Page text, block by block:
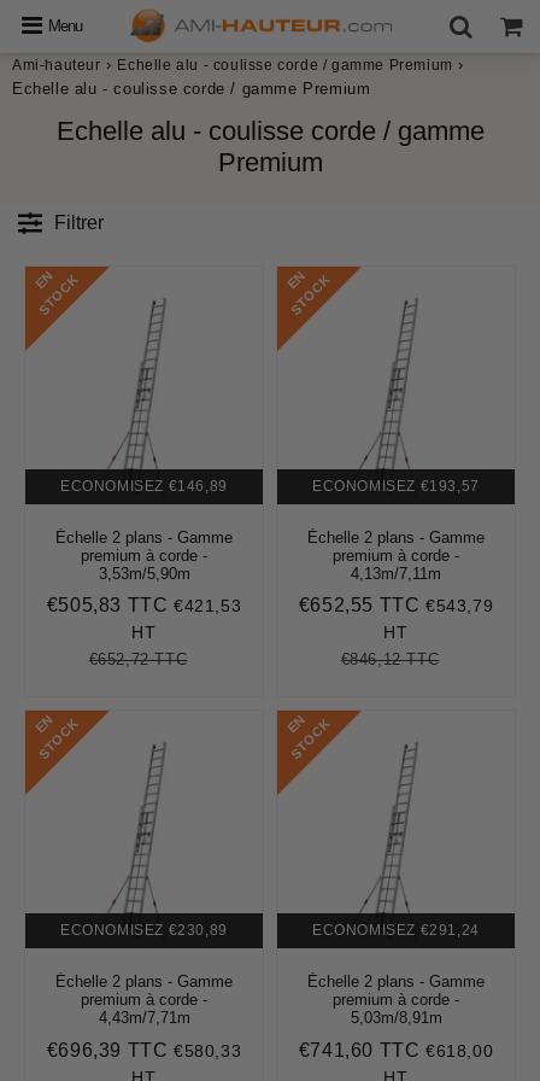
Menu
Ami-hauteur › Echelle alu - coulisse corde / gamme Premium ›
Echelle alu - coulisse corde / gamme Premium
Echelle alu - coulisse corde / gamme
Premium
Filtrer
E
N
S
T
O
C
K
ECONOMISEZ €146,89
Échelle 2 plans - Gamme
premium à corde -
3,53m/5,90m
Prix
€505,83 TTC €505,83
€421,53
HT
Prix
€652,72 TTC€652,72
E
N
S
T
O
C
K
ECONOMISEZ €193,57
Échelle 2 plans - Gamme
premium à corde -
4,13m/7,11m
Prix
€652,55 TTC €652,55
€543,79
HT
Prix
€846,12 TTC€846,12
E
N
S
T
O
C
K
ECONOMISEZ €230,89
Échelle 2 plans - Gamme
premium à corde -
4,43m/7,71m
Prix
€696,39 TTC €696,39
€580,33
E
N
S
T
O
C
K
ECONOMISEZ €291,24
Échelle 2 plans - Gamme
premium à corde -
5,03m/8,91m
Prix
€741,60 TTC €741,60
€618,00